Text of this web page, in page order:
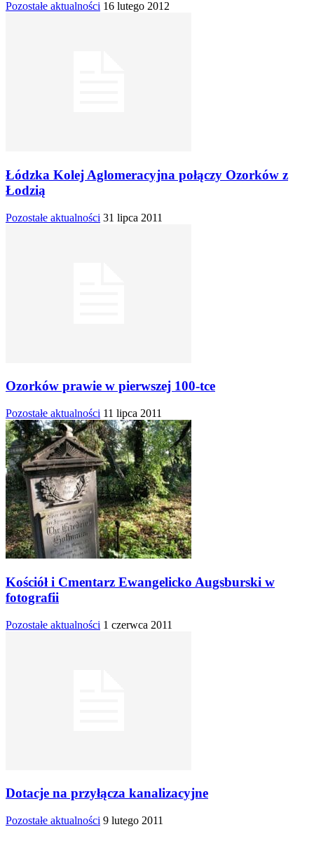
Pozostałe aktualności 16 lutego 2012
Łódzka Kolej Aglomeracyjna połączy Ozorków z
Łodzią
Pozostałe aktualności 31 lipca 2011
Ozorków prawie w pierwszej 100-tce
Pozostałe aktualności 11 lipca 2011
Kościół i Cmentarz Ewangelicko Augsburski w
fotografii
Pozostałe aktualności 1 czerwca 2011
Dotacje na przyłącza kanalizacyjne
Pozostałe aktualności 9 lutego 2011